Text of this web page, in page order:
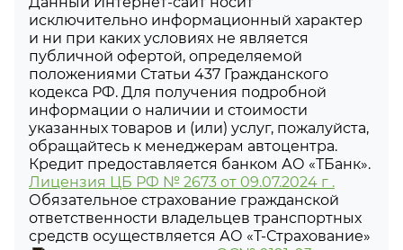
исключительно информационный характер
и ни при каких условиях не является
публичной офертой, определяемой
положениями Статьи 437 Гражданского
кодекса РФ. Для получения подробной
информации о наличии и стоимости
указанных товаров и (или) услуг, пожалуйста,
обращайтесь к менеджерам автоцентра.
Кредит предоставляется банком АО «ТБанк».
Лицензия ЦБ РФ № 2673 от 09.07.2024 г .
Обязательное страхование гражданской
ответственности владельцев транспортных
средств осуществляется АО «Т-Страхование»